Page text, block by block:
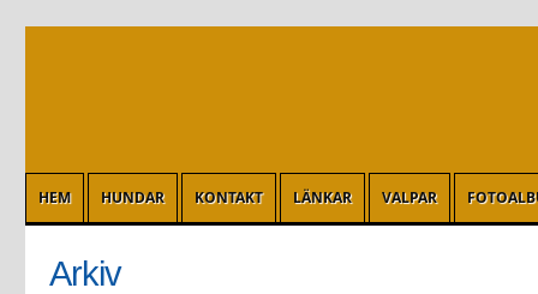
HEM HUNDAR KONTAKT LÄNKAR VALPAR
Arkiv